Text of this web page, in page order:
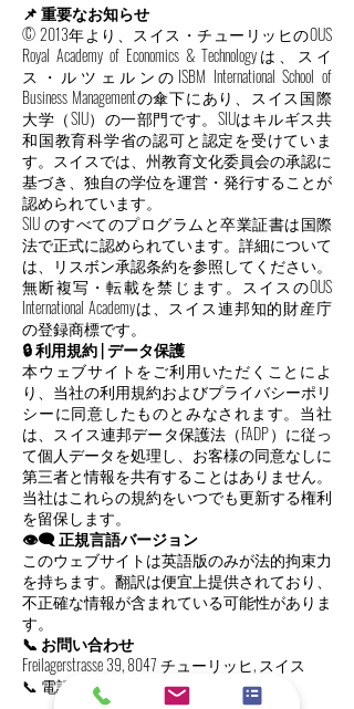
📌 重要なお知らせ
© 2013年より、スイス・チューリッヒのOUS
Royal Academy of Economics & Technologyは、スイ
ス・ルツェルンのISBM International School of
Business Managementの傘下にあり、スイス国際
大学（SIU）の一部門です。SIUはキルギス共
和国教育科学省の認可と認定を受けていま
す。スイスでは、州教育文化委員会の承認に
基づき、独自の学位を運営・発行することが
認められています。
SIU のすべてのプログラムと卒業証書は国際
法で正式に認められています。詳細について
は、リスボン承認条約を参照してください。
無断複写・転載を禁じます。スイスのOUS
International Academyは、スイス連邦知的財産庁
の登録商標です。
🔒 利用規約 | データ保護
本ウェブサイトをご利用いただくことによ
り、当社の利用規約およびプライバシーポリ
シーに同意したものとみなされます。当社
は、スイス連邦データ保護法（FADP）に従っ
て個人データを処理し、お客様の同意なしに
第三者と情報を共有することはありません。
当社はこれらの規約をいつでも更新する権利
を留保します。
👁️‍🗨️ 正規言語バージョン
このウェブサイトは英語版のみが法的拘束力
を持ちます。翻訳は便宜上提供されており、
不正確な情報が含まれている可能性がありま
す。
📞 お問い合わせ
Freilagerstrasse 39, 8047 チューリッヒ, スイス
📞 電話:
+41443200033